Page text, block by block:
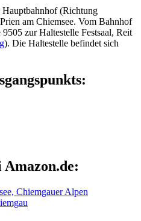
(Richtung
am Chiemsee. Vom Bahnhof
zur Haltestelle Festsaal, Reit
). Die Haltestelle befindet sich
Amazon.de:
Chiemgauer Alpen